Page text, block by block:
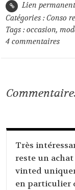
Lien permanent
Catégories :Conso
Tags :occasion,
4 commentaires
Très
reste un achat
vinted
en particulier